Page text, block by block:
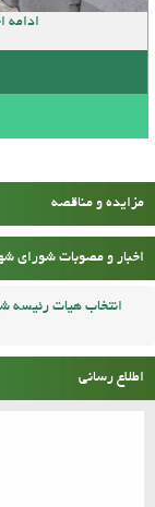
ادامه
مزایده و مناقصه
اخبار و مصوبات شورای
انتخاب هیات رئیسه
اطلاع رسانی